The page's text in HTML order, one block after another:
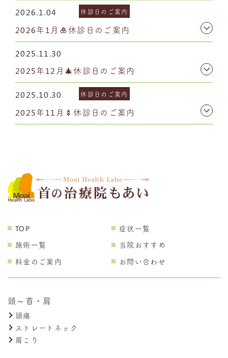
2026.1.04 休診日のご案内
2026年1月🎍休診日のご案内
2025.11.30
2025年12月🎄休診日のご案内
2025.10.30 休診日のご案内
2025年11月🍢休診日のご案内
TOP
症状一覧
施術一覧
当院おすすめ
料金のご案内
お問い合わせ
頭～首・肩
頭痛
ストレートネック
肩こり